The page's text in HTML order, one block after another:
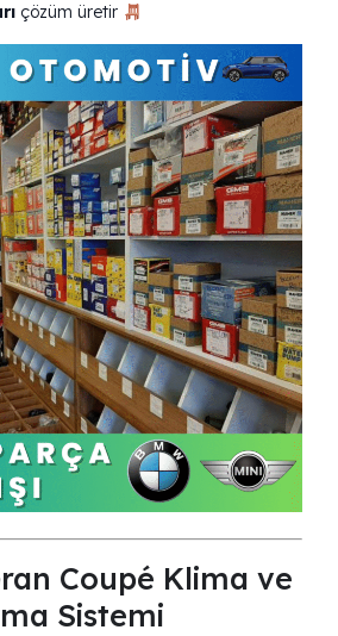
çözüm üretir
Coupé Klima ve
Sistemi